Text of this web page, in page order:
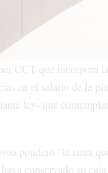
CCT que incorpora
en el salario de la
ley- que
ponderó “la tarea
conservado su